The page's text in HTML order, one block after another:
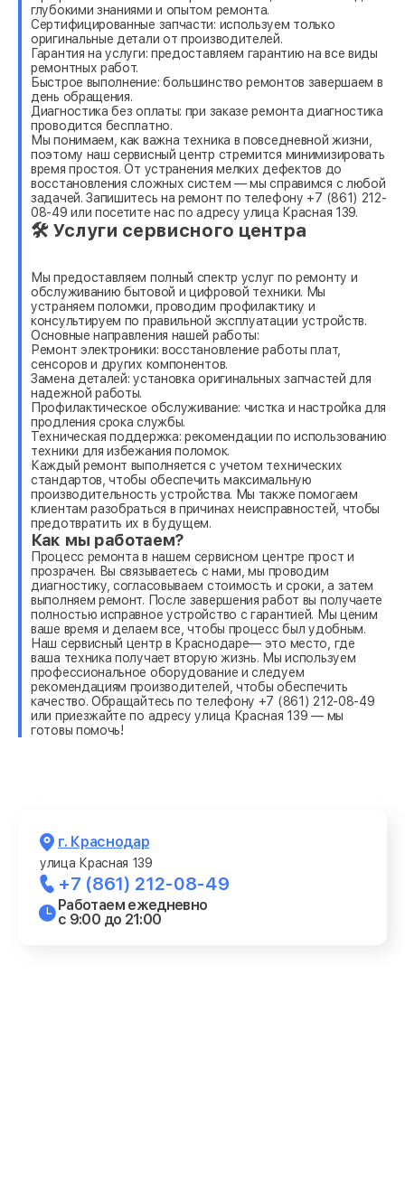
глубокими знаниями и опытом ремонта.
Сертифицированные запчасти: используем только
оригинальные детали от производителей.
Гарантия на услуги: предоставляем гарантию на все виды
ремонтных работ.
Быстрое выполнение: большинство ремонтов завершаем в
день обращения.
Диагностика без оплаты: при заказе ремонта диагностика
проводится бесплатно.
Мы понимаем, как важна техника в повседневной жизни,
поэтому наш сервисный центр стремится минимизировать
время простоя. От устранения мелких дефектов до
восстановления сложных систем — мы справимся с любой
задачей. Запишитесь на ремонт по телефону +7 (861) 212-
08-49 или посетите нас по адресу улица Красная 139.
🛠 Услуги сервисного центра
Мы предоставляем полный спектр услуг по ремонту и
обслуживанию бытовой и цифровой техники. Мы
устраняем поломки, проводим профилактику и
консультируем по правильной эксплуатации устройств.
Основные направления нашей работы:
Ремонт электроники: восстановление работы плат,
сенсоров и других компонентов.
Замена деталей: установка оригинальных запчастей для
надежной работы.
Профилактическое обслуживание: чистка и настройка для
продления срока службы.
Техническая поддержка: рекомендации по использованию
техники для избежания поломок.
Каждый ремонт выполняется с учетом технических
стандартов, чтобы обеспечить максимальную
производительность устройства. Мы также помогаем
клиентам разобраться в причинах неисправностей, чтобы
предотвратить их в будущем.
Как мы работаем?
Процесс ремонта в нашем сервисном центре прост и
прозрачен. Вы связываетесь с нами, мы проводим
диагностику, согласовываем стоимость и сроки, а затем
выполняем ремонт. После завершения работ вы получаете
полностью исправное устройство с гарантией. Мы ценим
ваше время и делаем все, чтобы процесс был удобным.
Наш сервисный центр в Краснодаре— это место, где
ваша техника получает вторую жизнь. Мы используем
профессиональное оборудование и следуем
рекомендациям производителей, чтобы обеспечить
качество. Обращайтесь по телефону +7 (861) 212-08-49
или приезжайте по адресу улица Красная 139 — мы
готовы помочь!
г. Краснодар
улица Красная 139
+7 (861) 212-08-49
Работаем ежедневно
с 9:00 до 21:00